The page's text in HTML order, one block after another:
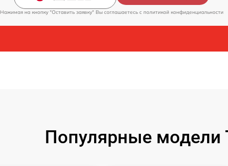
Нажимая на кнопку "Оставить заявку" Вы соглашаетесь c политикой конфиденциальности
Популярные модели